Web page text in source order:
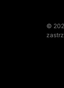
©